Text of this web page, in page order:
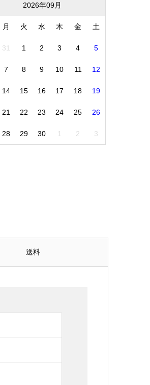
2026年09月
月 火 水 木 金 土
31 1 2 3 4 5
7 8 9 10 11 12
14 15 16 17 18 19
21 22 23 24 25 26
28 29 30 1 2 3
送料